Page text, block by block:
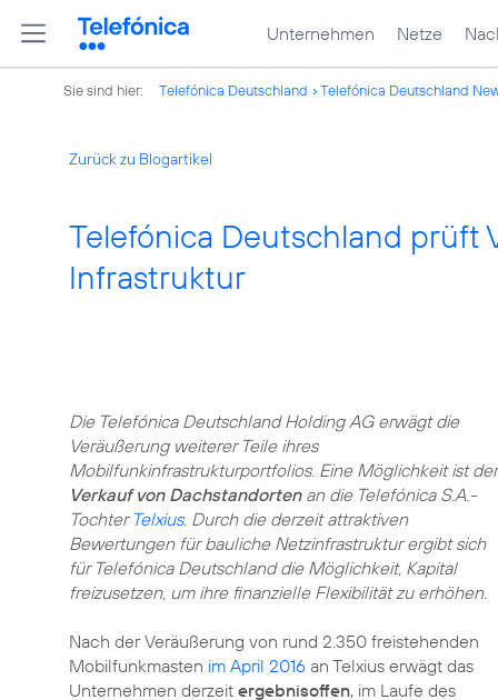
Unternehmen Netze
Sie sind hier: Telefónica Deutschland Telefónica Deutschland
Zurück zu Blogartikel
Telefónica Deutschland prüft
Infrastruktur
Die Telefónica Deutschland Holding AG erwägt die
Veräußerung weiterer Teile ihres
Mobilfunkinfrastrukturportfolios. Eine Möglichkeit ist der
Verkauf von Dachstandortenan die Telefónica S.A.-
Tochter Telxius. Durch die derzeit attraktiven
Bewertungen für bauliche Netzinfrastruktur ergibt sich
für Telefónica Deutschland die Möglichkeit, Kapital
freizusetzen, um ihre finanzielle Flexibilität zu erhöhen.
Nach der Veräußerung von rund 2.350 freistehenden
Mobilfunkmasten im April 2016 an Telxius erwägt das
Unternehmen derzeit ergebnisoffen, im Laufe des